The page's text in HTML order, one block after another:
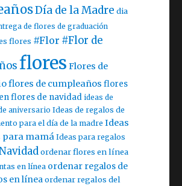
Día de la Madre dia
de flores de graduación
flores #Flor #Flor de
flores Flores de
flores de cumpleaños flores
flores de navidad ideas de
aniversario Ideas de regalos de
para el día de la madre Ideas
para mamá Ideas para regalos
ordenar flores en línea
en línea ordenar regalos de
en línea ordenar regalos del